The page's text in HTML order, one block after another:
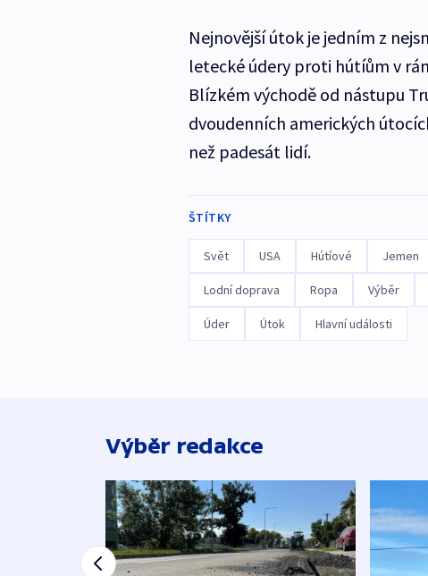
Nejnovější útok je jedním z
letecké údery proti hútíům v
Blízkém východě od nástupu
dvoudenních amerických
než padesát lidí.
ŠTÍTKY
Svět USA Hútíové Jemen
Lodní doprava Ropa Výběr
Úder Útok Hlavní události
Výběr redakce